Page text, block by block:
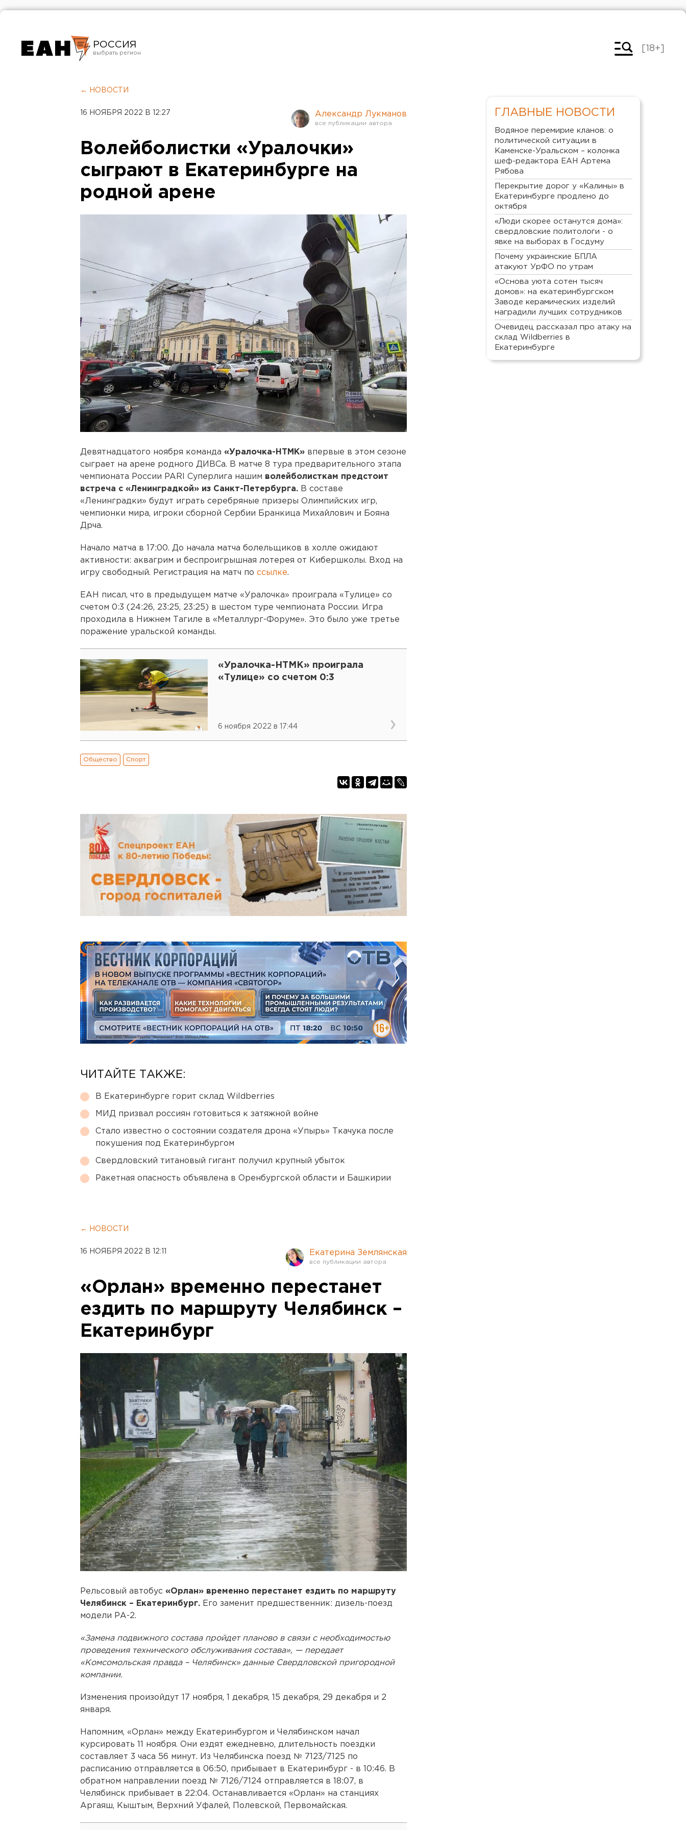
РОССИЯ
Челябинск
[18+]
← НОВОСТИ
16 НОЯБРЯ 2022 В 12:27 Александр Лукманов
Волейболистки «Уралочки»
сыграют в Екатеринбурге на
родной арене
Девятнадцатого ноября команда «Уралочка-НТМК» впервые в этом сезоне
сыграет на арене родного ДИВСа. В матче 8 тура предварительного этапа
чемпионата России PARI Суперлига нашим волейболисткам предстоит
встреча с «Ленинградкой» из Санкт-Петербурга. В составе
«Ленинградки» будут играть серебряные призеры Олимпийских игр,
чемпионки мира, игроки сборной Сербии Бранкица Михайлович и Бояна
Дрча.
Начало матча в 17:00. До начала матча болельщиков в холле ожидают
активности: аквагрим и беспроигрышная лотерея от Кибершколы. Вход на
игру свободный. Регистрация на матч по ссылке.
ЕАН писал, что в предыдущем матче «Уралочка» проиграла «Тулице» со
счетом 0:3 (24:26, 23:25, 23:25) в шестом туре чемпионата России. Игра
проходила в Нижнем Тагиле в «Металлург-Форуме». Это было уже третье
поражение уральской команды.
«Уралочка-НТМК» проиграла
«Тулице» со счетом 0:3
6 ноября 2022 в 17:44
Общество Спорт
ЧИТАЙТЕ ТАКЖЕ:
В Екатеринбурге горит склад Wildberries
МИД призвал россиян готовиться к затяжной войне
Стало известно о состоянии создателя дрона «Упырь» Ткачука после
покушения под Екатеринбургом
Свердловский титановый гигант получил крупный убыток
Ракетная опасность объявлена в Оренбургской области и Башкирии
← НОВОСТИ
16 НОЯБРЯ 2022 В 12:11 Екатерина Землянская
«Орлан» временно перестанет
ездить по маршруту Челябинск –
Екатеринбург
Рельсовый автобус «Орлан» временно перестанет ездить по маршруту
Челябинск – Екатеринбург. Его заменит предшественник: дизель-поезд
модели РА-2.
«Замена подвижного состава пройдет планово в связи с необходимостью
проведения технического обслуживания состава», — передает
«Комсомольская правда – Челябинск» данные Свердловской пригородной
компании.
Изменения произойдут 17 ноября, 1 декабря, 15 декабря, 29 декабря и 2
января.
Напомним, «Орлан» между Екатеринбургом и Челябинском начал
курсировать 11 ноября. Они ездят ежедневно, длительность поездки
составляет 3 часа 56 минут. Из Челябинска поезд № 7123/7125 по
расписанию отправляется в 06:50, прибывает в Екатеринбург - в 10:46. В
обратном направлении поезд № 7126/7124 отправляется в 18:07, в
Челябинск прибывает в 22:04. Останавливается «Орлан» на станциях
Аргаяш, Кыштым, Верхний Уфалей, Полевской, Первомайская.
ГЛАВНЫЕ НОВОСТИ
Водяное перемирие кланов: о
политической ситуации в
Каменске-Уральском – колонка
шеф-редактора ЕАН Артема
Рябова
Перекрытие дорог у «Калины» в
Екатеринбурге продлено до
октября
«Люди скорее останутся дома»:
свердловские политологи - о
явке на выборах в Госдуму
Почему украинские БПЛА
атакуют УрФО по утрам
«Основа уюта сотен тысяч
домов»: на екатеринбургском
Заводе керамических изделий
наградили лучших сотрудников
Очевидец рассказал про атаку на
склад Wildberries в
Екатеринбурге